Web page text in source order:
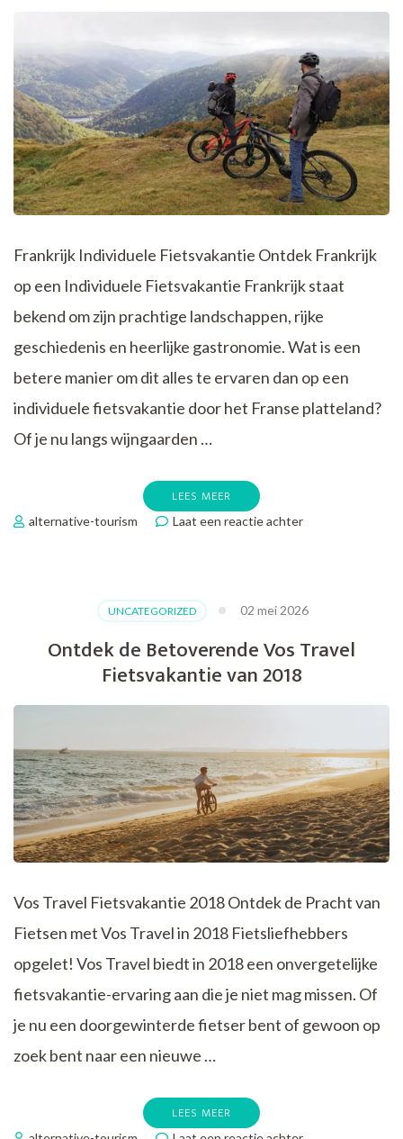
Moezel
Frankrijk Individuele Fietsvakantie Ontdek Frankrijk
op een Individuele Fietsvakantie Frankrijk staat
bekend om zijn prachtige landschappen, rijke
geschiedenis en heerlijke gastronomie. Wat is een
betere manier om dit alles te ervaren dan op een
individuele fietsvakantie door het Franse platteland?
Of je nu langs wijngaarden …
LEES MEER
alternative-tourism Laat een reactie achterop
Individuele
UNCATEGORIZED 02 mei 2026
Ontdek de Betoverende Vos Travel
Fietsvakantie van 2018
Vos Travel Fietsvakantie 2018 Ontdek de Pracht van
Fietsen met Vos Travel in 2018 Fietsliefhebbers
opgelet! Vos Travel biedt in 2018 een onvergetelijke
fietsvakantie-ervaring aan die je niet mag missen. Of
je nu een doorgewinterde fietser bent of gewoon op
zoek bent naar een nieuwe …
LEES MEER